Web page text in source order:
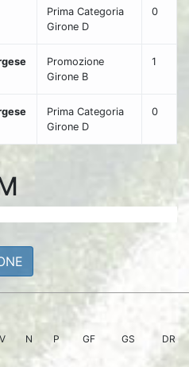
Prima Categoria
Girone D
0
Promozione
Girone B
1
Prima Categoria
Girone D
0
V N P GF GS DR